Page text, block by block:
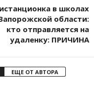
в школах
области:
кто отправляется на
удаленку: ПРИЧИНА
ЕЩЕ ОТ АВТОРА